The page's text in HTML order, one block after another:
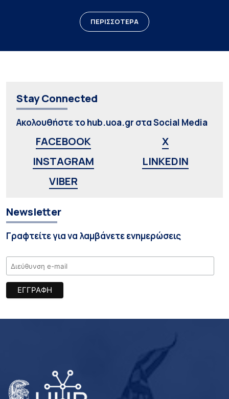
ΠΕΡΙΣΣΟΤΕΡΑ
Stay Connected
Ακολουθήστε το hub.uoa.gr στα Social Media
FACEBOOK
X
INSTAGRAM
LINKEDIN
VIBER
Newsletter
Γραφτείτε για να λαμβάνετε ενημερώσεις